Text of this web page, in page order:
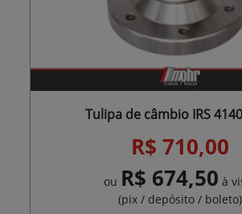
Tulipa de câmbio IRS
R$ 710,00
ou R$ 674,50 à
(pix / depósito / boleto)